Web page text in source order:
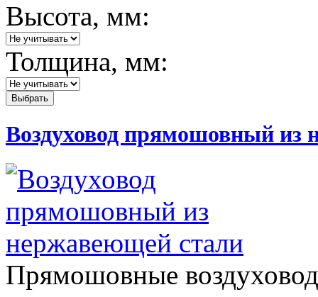
Высота, мм:
Толщина, мм:
Воздуховод прямошовный из
Прямошовные